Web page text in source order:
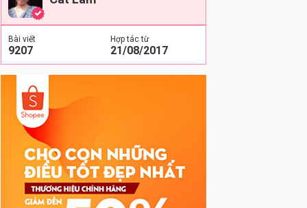
Bài viết
9207
Hợp tác từ
21/08/2017